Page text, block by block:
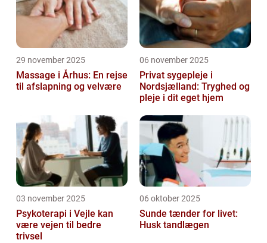
29 november 2025
Massage i Århus: En rejse
til afslapning og velvære
06 november 2025
Privat sygepleje i
Nordsjælland: Tryghed og
pleje i dit eget hjem
03 november 2025
Psykoterapi i Vejle kan
være vejen til bedre
trivsel
06 oktober 2025
Sunde tænder for livet:
Husk tandlægen